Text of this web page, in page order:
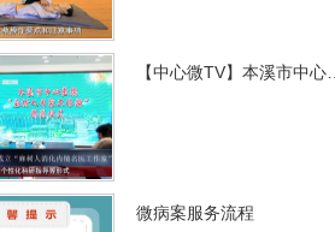
【中心微TV】本溪市中心…
微病案服务流程